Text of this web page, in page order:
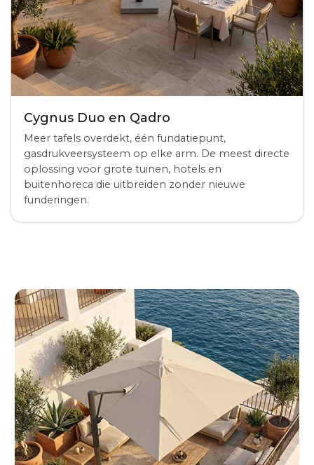
Cygnus Duo en Qadro
Meer tafels overdekt, één fundatiepunt,
gasdrukveersysteem op elke arm. De meest directe
oplossing voor grote tuinen, hotels en
buitenhoreca die uitbreiden zonder nieuwe
funderingen.